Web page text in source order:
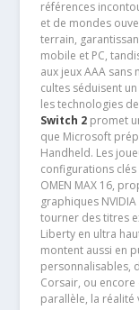
références
et de mondes
terrain,
mobile et PC,
aux jeux AAA
cultes séduisent
les technologies
Switch 2promet
que Microsoft
Handheld. Les
configurations clés
OMEN MAX 16,
graphiques
tourner des titres
Liberty en ultra
montent aussi en
personnalisables,
Corsair, ou encore
parallèle, la réalité